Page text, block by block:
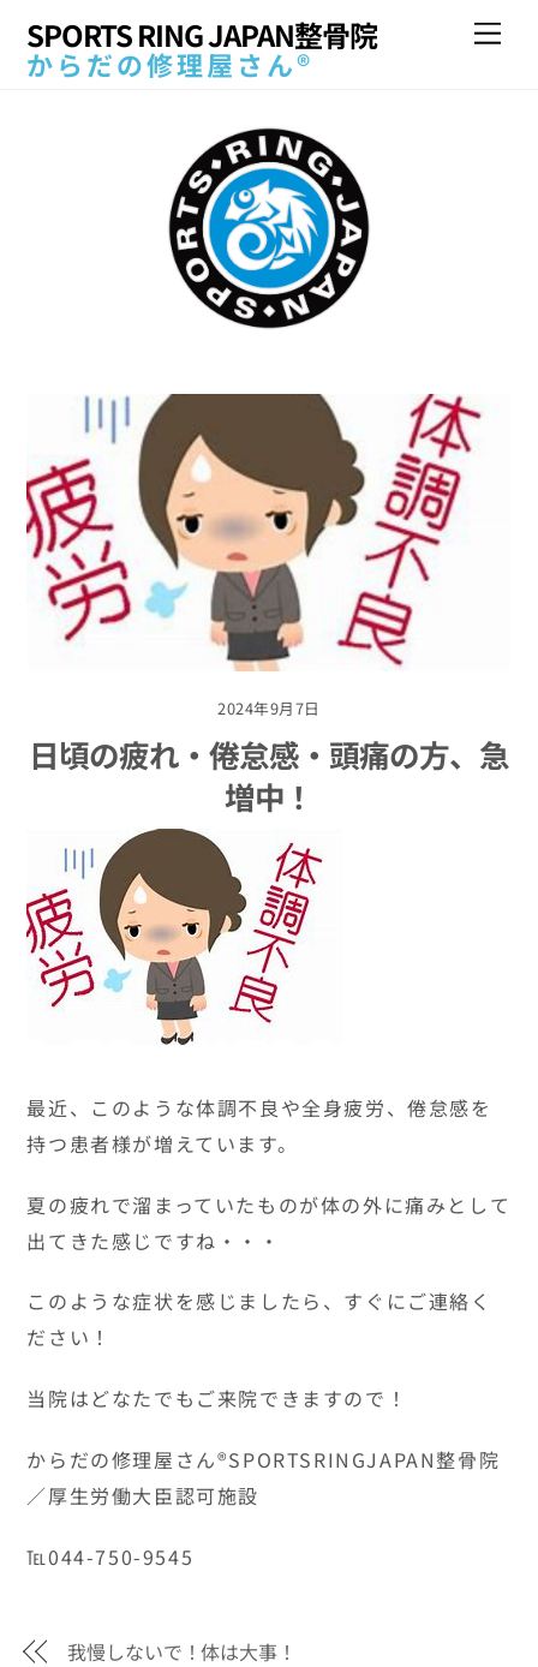
SPORTS RING JAPAN整骨院
からだの修理屋さん®
2024年9月7日
日頃の疲れ・倦怠感・頭痛の方、急
増中！
最近、このような体調不良や全身疲労、倦怠感を
持つ患者様が増えています。
夏の疲れで溜まっていたものが体の外に痛みとして
出てきた感じですね・・・
このような症状を感じましたら、すぐにご連絡く
ださい！
当院はどなたでもご来院できますので！
からだの修理屋さん®SPORTSRINGJAPAN整骨院
／厚生労働大臣認可施設
℡044-750-9545
我慢しないで！体は大事！